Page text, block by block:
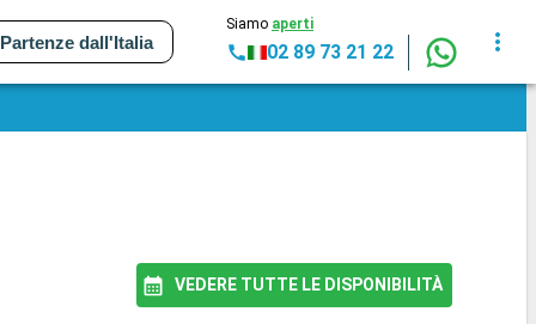
Partenze dall'Italia
Siamo aperti
02 89 73 21 22
VEDERE TUTTE LE DISPONIBILITÀ